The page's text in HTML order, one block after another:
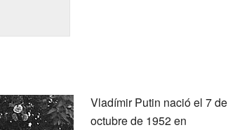
Vladímir Putin nació el 7 de
octubre de 1952 en